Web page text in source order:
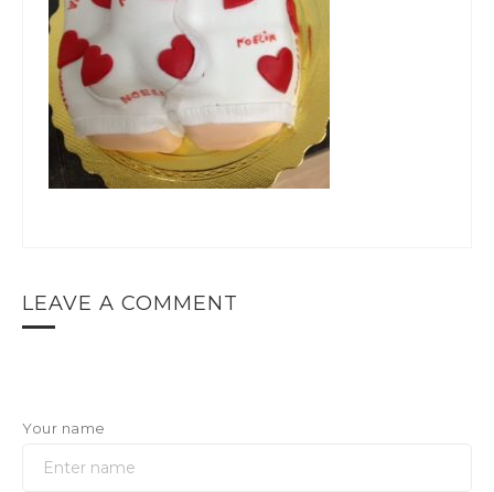
LEAVE A COMMENT
Your name